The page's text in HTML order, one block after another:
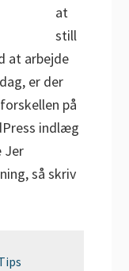
at
still
at arbejde
er der
på
indlæg
Jer
så skriv